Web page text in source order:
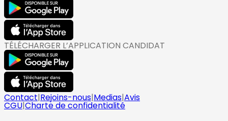
TÉLÉCHARGER L’APPLICATION CANDIDAT
Contact|Rejoins-nous|Medias|Avis
CGU|Charte de confidentialité